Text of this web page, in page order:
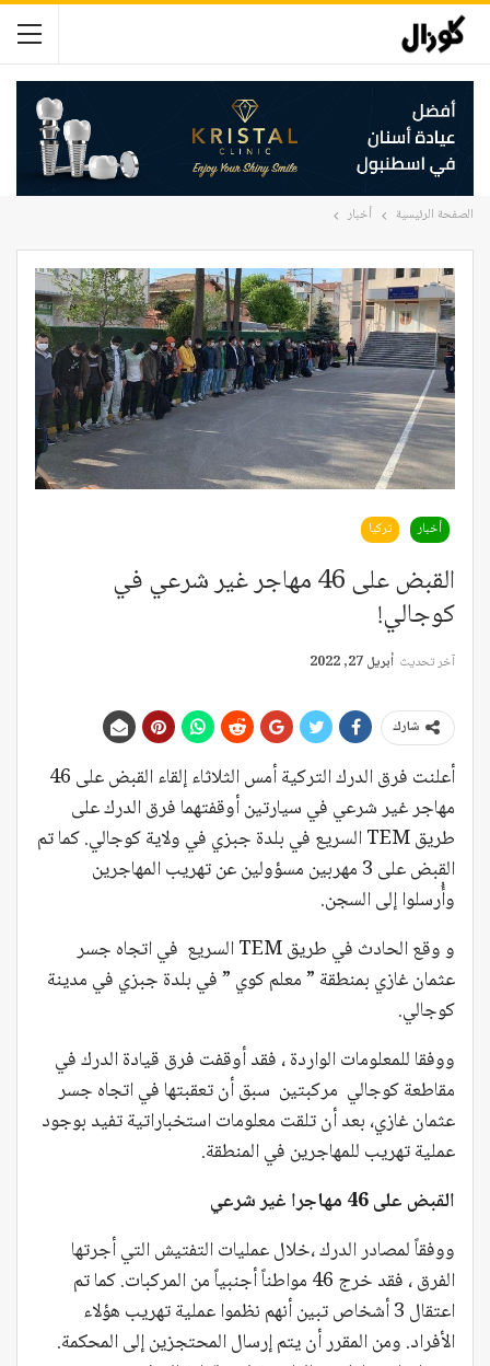
الصفحة الرئيسية أخبار
أخبار تركيا
القبض على 46 مهاجر غير شرعي في
كوجالي!
آخر تحديث أبريل 27, 2022
شارك
أعلنت فرق الدرك التركية أمس الثلاثاء إلقاء القبض على 46
مهاجر غير شرعي في سيارتين أوقفتهما فرق الدرك على
طريق TEM السريع في بلدة جبزي في ولاية كوجالي. كما تم
القبض على 3 مهربين مسؤولين عن تهريب المهاجرين
وأُرسلوا إلى السجن.
و وقع الحادث في طريق TEM السريع في اتجاه جسر
عثمان غازي بمنطقة ” معلم كوي ” في بلدة جبزي في مدينة
كوجالي.
ووفقا للمعلومات الواردة ، فقد أوقفت فرق قيادة الدرك في
مقاطعة كوجالي مركبتين سبق أن تعقبتها في اتجاه جسر
عثمان غازي، بعد أن تلقت معلومات استخباراتية تفيد بوجود
عملية تهريب للمهاجرين في المنطقة.
القبض على 46 مهاجرا غير شرعي
ووفقاً لمصادر الدرك ،خلال عمليات التفتيش التي أجرتها
الفرق ، فقد خرج 46 مواطناً أجنبياً من المركبات. كما تم
اعتقال 3 أشخاص تبين أنهم نظموا عملية تهريب هؤلاء
الأفراد. ومن المقرر أن يتم إرسال المحتجزين إلى المحكمة.